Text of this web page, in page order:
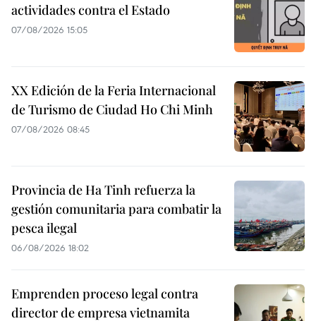
actividades contra el Estado
07/08/2026 15:05
XX Edición de la Feria Internacional
de Turismo de Ciudad Ho Chi Minh
07/08/2026 08:45
Provincia de Ha Tinh refuerza la
gestión comunitaria para combatir la
pesca ilegal
06/08/2026 18:02
Emprenden proceso legal contra
director de empresa vietnamita